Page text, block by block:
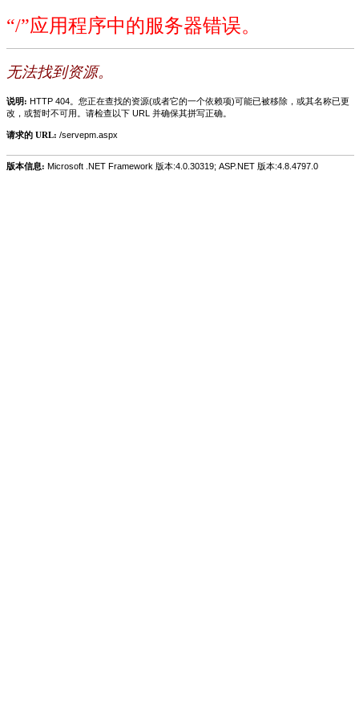
“/”应用程序中的服务器错误。
无法找到资源。
说明: HTTP 404。您正在查找的资源(或者它的一个依赖项)可能已被移除，或其名称已更
改，或暂时不可用。请检查以下 URL 并确保其拼写正确。
请求的 URL: /servepm.aspx
版本信息: Microsoft .NET Framework 版本:4.0.30319; ASP.NET 版本:4.8.4797.0